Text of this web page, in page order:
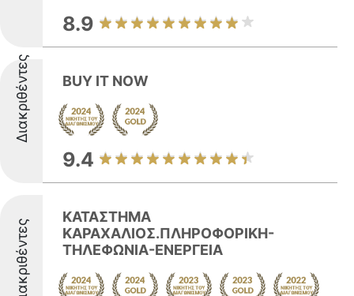
8.9
Διακριθέντες BUY IT NOW
9.4
Διακριθέντες
ΚΑΤΑΣΤΗΜΑ
ΚΑΡΑΧΑΛΙΟΣ.ΠΛΗΡΟΦΟΡΙΚΗ-
ΤΗΛΕΦΩΝΙΑ-ΕΝΕΡΓΕΙΑ